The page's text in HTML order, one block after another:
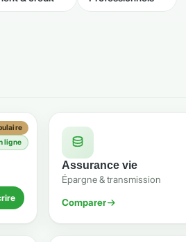
ligne
Assurance vie
Épargne & transmission
Comparer